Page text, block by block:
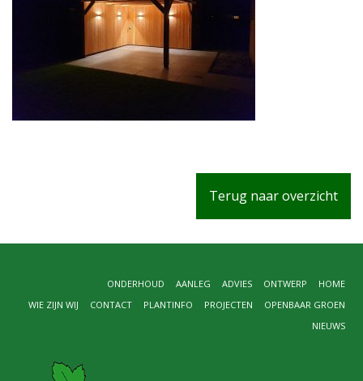
Terug naar overzicht
HOME
ONTWERP
ADVIES
AANLEG
ONDERHOUD
OPENBAAR GROEN
PROJECTEN
PLANTINFO
CONTACT
WIE ZIJN WIJ
NIEUWS